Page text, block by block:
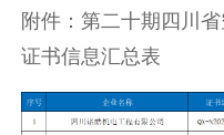
附件：第二十期四川
证书信息汇总表